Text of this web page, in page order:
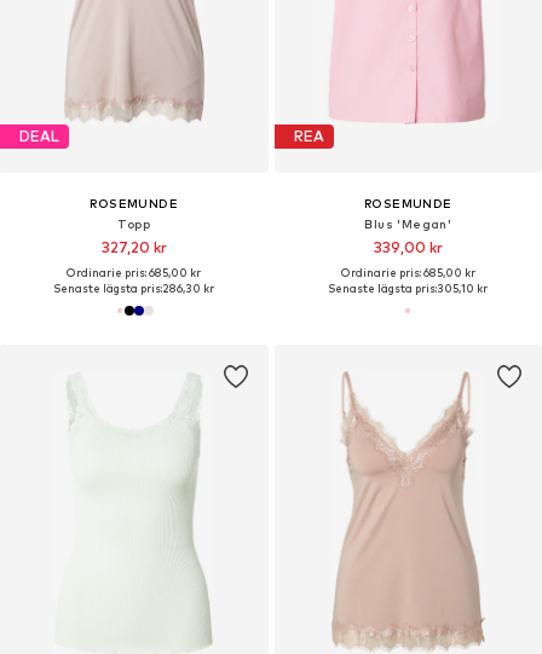
DEAL
ROSEMUNDE
Topp
327,20 kr
Ordinarie pris: 685,00 kr
Senaste lägsta pris:286,30 kr
REA
ROSEMUNDE
Blus 'Megan'
339,00 kr
Ordinarie pris: 685,00 kr
Senaste lägsta pris:305,10 kr